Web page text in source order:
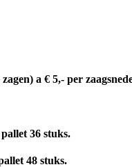
a € 5,- per
36 stuks.
48 stuks.